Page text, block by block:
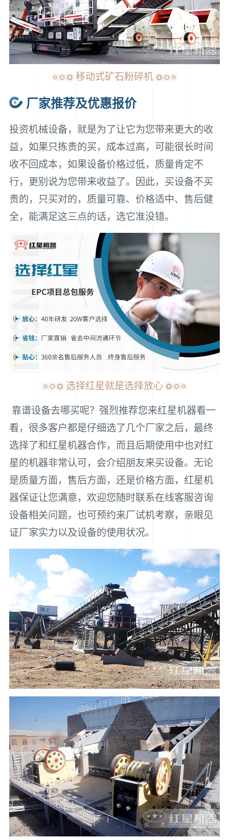
移动式矿石粉碎机
厂家推荐及优惠报价
投资机械设备，就是为了让它为您带来更大的收
益，如果只拣贵的买，成本过高，可能很长时间
收不回成本，如果设备价格过低，质量肯定不
行，更别说为您带来收益了。因此，买设备不买
贵的，只买对的，质量可靠、价格适中、售后健
全，能满足这三点的话，选它准没错。
选择红星就是选择放心
靠谱设备去哪买呢？强烈推荐您来红星机器看一
看，很多客户都是仔细选了几个厂家之后，最终
选择了和红星机器合作，而且后期使用中也对红
星的机器非常认可，会介绍朋友来买设备。无论
是质量方面，售后方面，还是价格方面，红星机
器保证让您满意，欢迎您随时联系在线客服咨询
设备相关问题，也可预约来厂试机考察，亲眼见
证厂家实力以及设备的使用状况。